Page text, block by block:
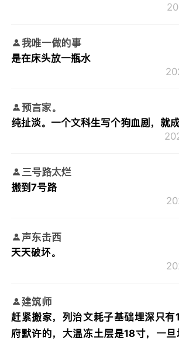
我唯一做的事
是在床头放一瓶水
预言家。
纯扯淡。一个文科生写个狗血剧，就
三号路太烂
搬到7号路
声东击西
天天破坏。
建筑师
赶紧搬家，列治文耗子基础埋深只有
府默许的，大温冻土层是18寸，一